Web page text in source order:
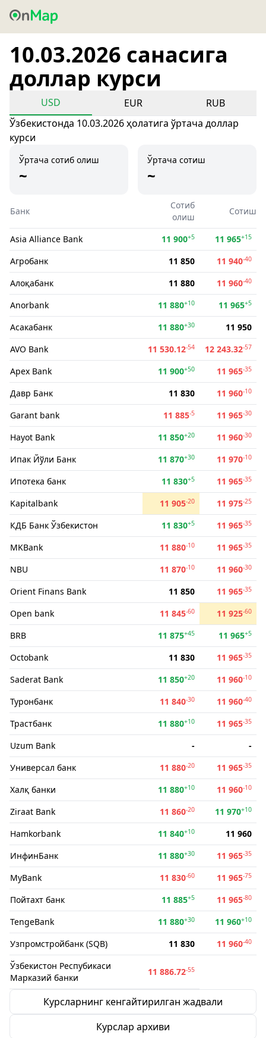
10.03.2026 санасига
доллар курси
USD EUR
RUB
Ўзбекистонда 10.03.2026 ҳолатига ўртача доллар
курси
Ўртача сотиб олиш
~
Ўртача сотиш
~
Банк
Сотиб
олиш
Сотиш
Asia Alliance Bank 11 900+5 11 965+15
Агробанк 11 850 11 940-40
Алоқабанк 11 880 11 960-40
Anorbank 11 880+10 11 965+5
Асакабанк 11 880+30
11 950
AVO Bank
11 530.12-54 12 243.32-57
Apex Bank 11 900+50 11 965-35
Давр Банк 11 830 11 960-10
Garant bank 11 885-5 11 965-30
Hayot Bank 11 850+20 11 960-30
Ипак Йўли Банк 11 870+30 11 970-10
Ипотека банк 11 830+5 11 965-35
Kapitalbank 11 905-20 11 975-25
КДБ Банк Ўзбекистон 11 830+5 11 965-35
MKBank 11 880-10 11 965-35
NBU 11 870-10 11 960-30
Orient Finans Bank 11 850 11 965-35
Open bank 11 845-60 11 925-60
BRB 11 875+45 11 965+5
Octobank 11 830 11 965-35
Saderat Bank 11 850+20 11 960-10
Туронбанк 11 840-30 11 960-40
Трастбанк 11 880+10 11 965-35
Uzum Bank -
-
Универсал банк
11 880-20 11 965-35
Халқ банки 11 880+10 11 960-10
Ziraat Bank 11 860-20 11 970+10
Hamkorbank 11 840+10
11 960
ИнфинБанк
11 880+30 11 965-35
MyBank 11 830-60 11 965-75
Пойтахт банк 11 885+5 11 965-80
TengeBank 11 880+30 11 960+10
Узпромстройбанк (SQB) 11 830 11 960-40
Ўзбекистон Респубикаси
Марказий банки
11 886.72-55
Курсларнинг кенгайтирилган жадвали
Курслар архиви